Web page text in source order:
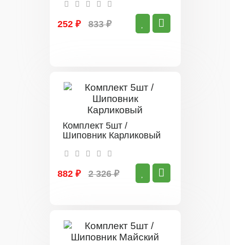
252 ₽ 833 ₽
Комплект 5шт /
Шиповник Карликовый
882 ₽ 2 326 ₽